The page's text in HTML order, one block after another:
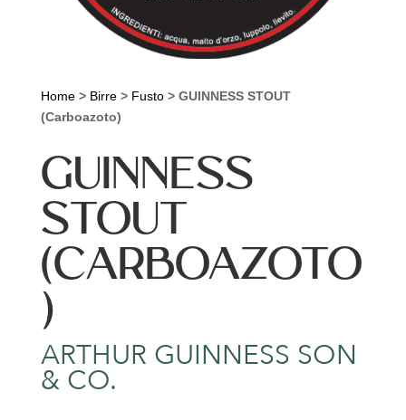
Home> Birre> Fusto> GUINNESS STOUT
(Carboazoto)
GUINNESS
STOUT
(CARBOAZOTO
)
ARTHUR GUINNESS SON
& CO.